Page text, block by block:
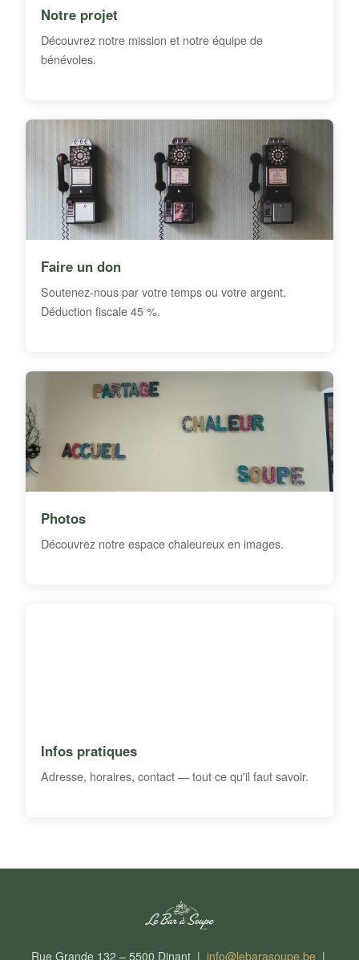
Notre projet
Découvrez notre mission et notre équipe de
bénévoles.
Faire un don
Soutenez-nous par votre temps ou votre argent.
Déduction fiscale 45 %.
Photos
Découvrez notre espace chaleureux en images.
Infos pratiques
Adresse, horaires, contact — tout ce qu'il faut savoir.
Rue Grande 132 – 5500 Dinant | info@lebarasoupe.be|